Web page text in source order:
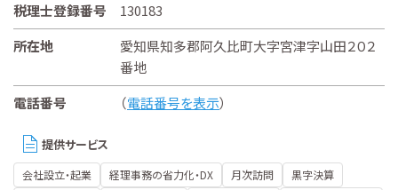
税理士登録番号
130183
所在地
愛知県知多郡阿久比町大字宮津字山田２０２
番地
電話番号
（電話番号を表示）
提供サービス
会社設立・起業 経理事務の省力化・DX 月次訪問
黒字決算